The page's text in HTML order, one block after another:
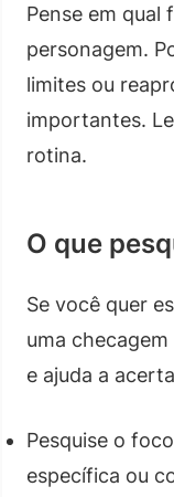
Pense em qual
personagem.
limites ou
importantes.
rotina.
O que
Se você quer
uma
e ajuda a
Pesquise o
específica ou